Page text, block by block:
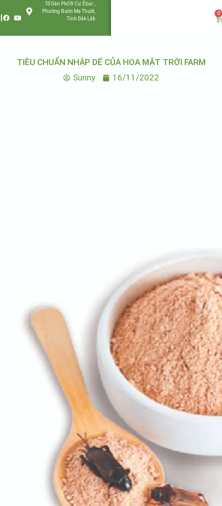
Tổ Dân Phố 8 Cư Êbur ,
Phường Buôn Ma Thuột,
Tỉnh Đắk Lắk
0
TIÊU CHUẨN NHẬP DẾ CỦA HOA MẶT TRỜI FARM
Sunny
16/11/2022